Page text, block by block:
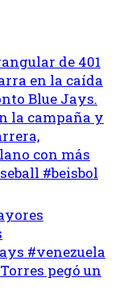
Torres pegó un